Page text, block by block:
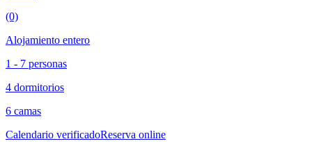
(0)
Alojamiento entero
1 - 7 personas
4 dormitorios
6 camas
Calendario verificadoReserva online